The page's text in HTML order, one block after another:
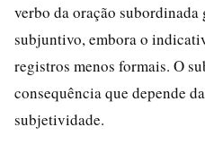
verbo da oração subordinada
subjuntivo, embora o
registros menos formais. O
consequência que depende
subjetividade.